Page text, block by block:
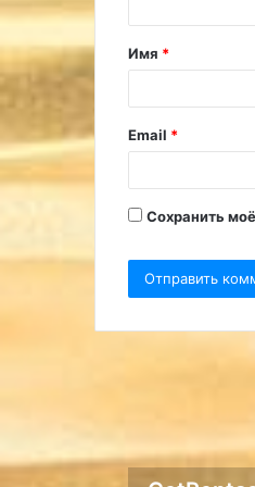
т
а
й
*
Имя *
Email *
Сохранить